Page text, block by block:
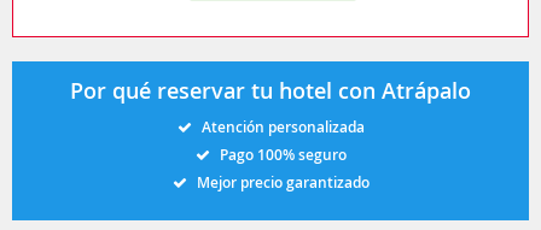
Por qué reservar tu hotel con Atrápalo
Atención personalizada
Pago 100% seguro
Mejor precio garantizado